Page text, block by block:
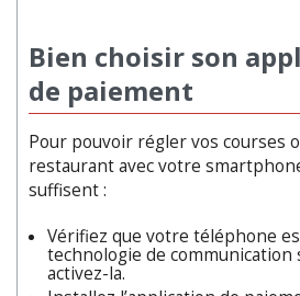
Bien choisir son
de paiement
Pour pouvoir régler vos courses
restaurant avec votre
suffisent :
Vérifiez que votre téléphone
technologie de communication
activez-la.